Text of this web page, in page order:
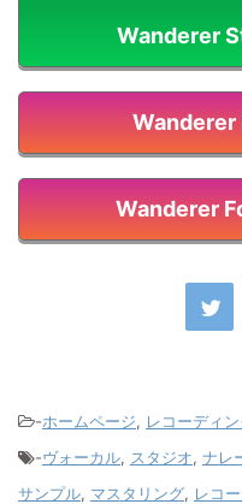
Wanderer
Wanderer
Wanderer
-ホームページ, レコーディ
-ヴォーカル, スタジオ, ナレ
サンプル, マスタリング, レコ